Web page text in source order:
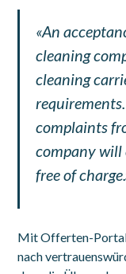
«An
cleaning
cleaning
complaints
company will
free of
Mit Offerten-
nach